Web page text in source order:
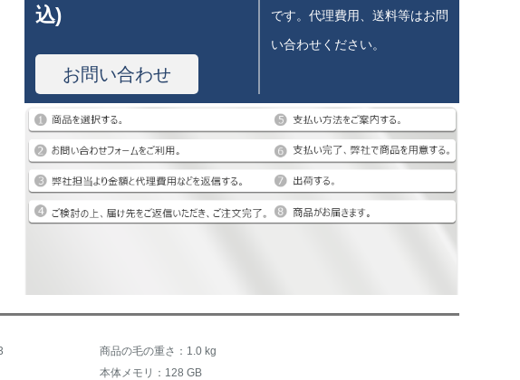
込)
お問い合わせ
です。代理費用、送料等はお問
い合わせください。
商品の毛の重さ：1.0 kg
本体メモリ：128 GB